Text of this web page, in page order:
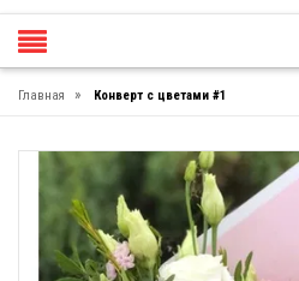
Главная » Конверт с цветами #1